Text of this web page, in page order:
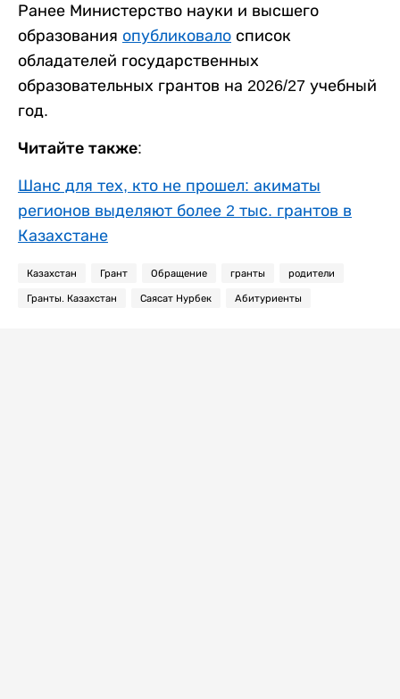
Ранее Министерство науки и высшего
образования опубликовало список
обладателей государственных
образовательных грантов на 2026/27 учебный
год.
Читайте также:
Шанс для тех, кто не прошел: акиматы
регионов выделяют более 2 тыс. грантов в
Казахстане
Казахстан Грант Обращение гранты родители
Гранты. Казахстан Саясат Нурбек Абитуриенты